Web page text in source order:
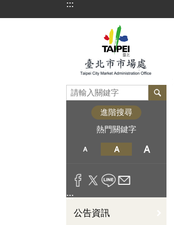
跳到主要內容區塊
:::
進階搜尋
熱門關鍵字
:::
公告資訊